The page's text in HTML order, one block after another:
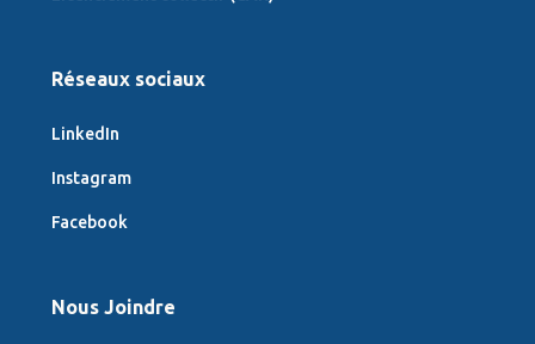
Réseaux sociaux
LinkedIn
Instagram
Facebook
Nous Joindre